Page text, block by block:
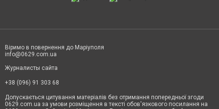
Віримо в повернення до Маріуполя
info@0629.com.ua
Журналисты сайта
+38 (096) 91 303 68
Допускається цитування матеріалів без отримання попередньої згоди
0629.com.ua за умови розміщення в тексті обов'язкового посилання на